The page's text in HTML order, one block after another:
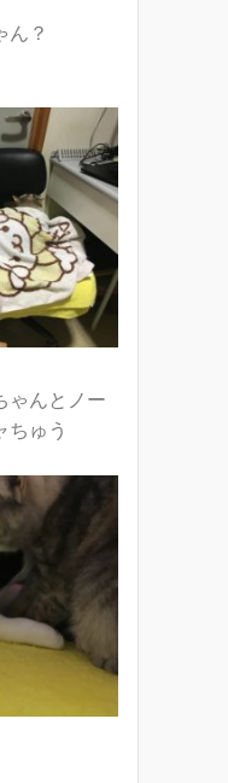
ん？
ゃんとノー
ちゅう